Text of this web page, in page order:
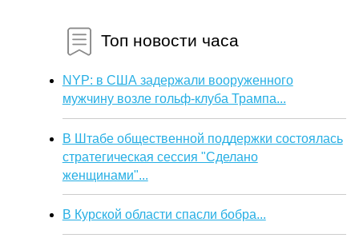
Топ новости часа
NYP: в США задержали вооруженного
мужчину возле гольф-клуба Трампа...
В Штабе общественной поддержки состоялась
стратегическая сессия "Сделано
женщинами"...
В Курской области спасли бобра...